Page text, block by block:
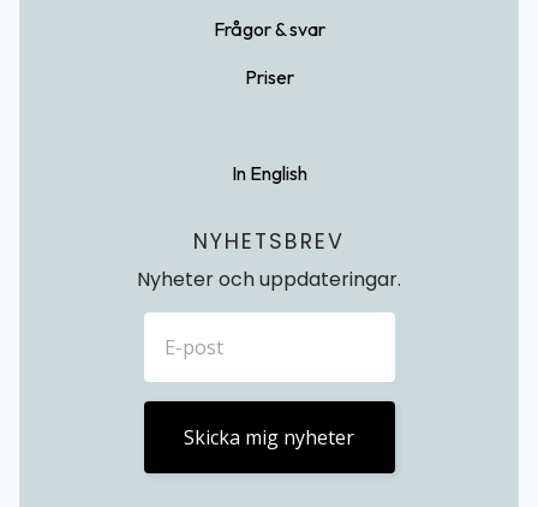
NYHETSBREV
Nyheter och uppdateringar.
Frågor & svar
Priser
In English